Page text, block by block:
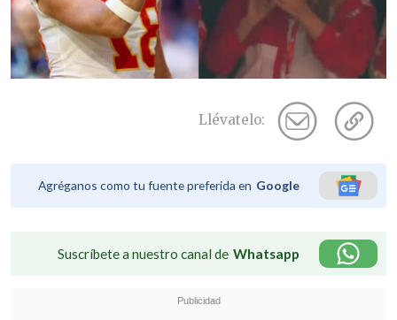
Llévatelo:
Agréganos como tu fuente preferida en Google
Suscríbete a nuestro canal de Whatsapp